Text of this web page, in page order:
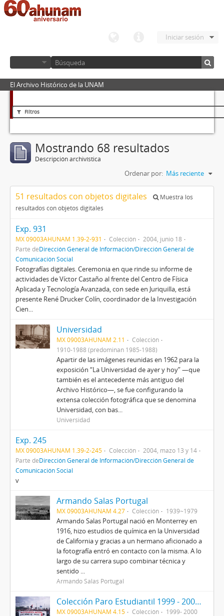
Iniciar sesión
El Archivo Histórico de la UNAM
Filtros
Mostrando 68 resultados
Descripción archivística
Ordenar por: Más reciente
51 resultados con objetos digitales
Muestra los
resultados con objetos digitales
Exp. 931
MX 09003AHUNAM 1.39-2-931 Colección
2004, junio 18
Parte deDirección General de Información/Dirección General de
Comunicación Social
Fotografías digitales. Ceremonia en que rinde su informe de
actividades de Víctor Castaño al frente del Centro de Física
Aplicada y Tecnología Avanzada, con sede en Juriquilla, está
presente René Drucker Colín, coordinador de la Investigación
Cien...
Universidad
MX 09003AHUNAM 2.11
Colección
1910-1988 (predominan 1985-1988)
Apartir de las imágenes reunidas en 1962 para la
exposición “La Universidad de ayer y hoy” —que
también es el antecedente más antiguo del
Archivo Histórico—, se fue configurando la
extensa colección fotográfica que se denomina
Universidad, con bas...
Universidad
Exp. 245
MX 09003AHUNAM 1.39-2-245 Colección
2004, mazo 13 y 14
Parte deDirección General de Información/Dirección General de
Comunicación Social
v
Armando Salas Portugal
MX 09003AHUNAM 4.27 Colección 1939~1979
Armando Salas Portugal nació en Monterrey en
1916, hizo estudios de química en la Universidad
de California y gracias a un hermano aficionado a
la fotografía entró en contacto con la misma. A lo
largo de su carrera supo combinar técnica y
sentido ...
Armando Salas Portugal
Colección Paro Estudiantil 1999 - 2000 (Mario Antonio García Martínez)
MX 09003AHUNAM 4.15 Colección 1999- 2000